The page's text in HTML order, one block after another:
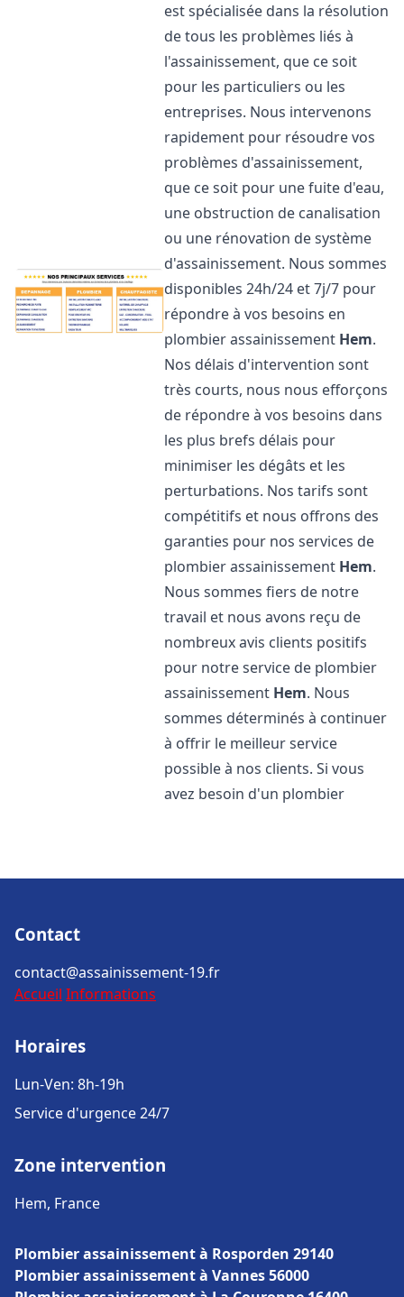
est spécialisée dans la résolution
de tous les problèmes liés à
l'assainissement, que ce soit
pour les particuliers ou les
entreprises. Nous intervenons
rapidement pour résoudre vos
problèmes d'assainissement,
que ce soit pour une fuite d'eau,
une obstruction de canalisation
ou une rénovation de système
d'assainissement. Nous sommes
disponibles 24h/24 et 7j/7 pour
répondre à vos besoins en
plombier assainissement Hem.
Nos délais d'intervention sont
très courts, nous nous efforçons
de répondre à vos besoins dans
les plus brefs délais pour
minimiser les dégâts et les
perturbations. Nos tarifs sont
compétitifs et nous offrons des
garanties pour nos services de
plombier assainissement Hem.
Nous sommes fiers de notre
travail et nous avons reçu de
nombreux avis clients positifs
pour notre service de plombier
assainissement Hem. Nous
sommes déterminés à continuer
à offrir le meilleur service
possible à nos clients. Si vous
avez besoin d'un plombier
Contact
contact@assainissement-19.fr
Accueil Informations
Horaires
Lun-Ven: 8h-19h
Service d'urgence 24/7
Zone intervention
Hem, France
Plombier assainissement à Rosporden 29140
Plombier assainissement à Vannes 56000